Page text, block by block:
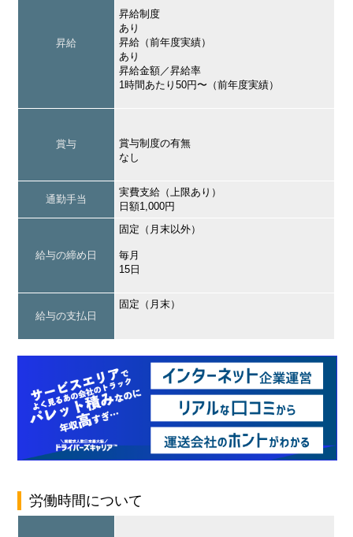
昇給
昇給制度
あり
昇給（前年度実績）
あり
昇給金額／昇給率
1時間あたり50円〜（前年度実績）
賞与
賞与制度の有無
なし
通勤手当
実費支給（上限あり）
日額1,000円
給与の締め日
固定（月末以外）
毎月
15日
給与の支払日
固定（月末）
労働時間について